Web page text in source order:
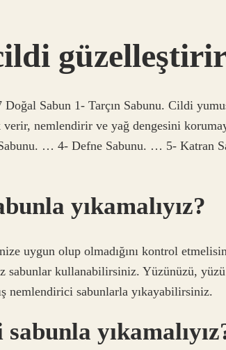
Sabun 1- Tarçın Sabunu. Cildi
nemlendirir ve yağ dengesini
… 4- Defne Sabunu. … 5- Katran
yıkamalıyız?
uygun olup olmadığını kontrol
sabunlar kullanabilirsiniz. Yüzünüzü,
nemlendirici sabunlarla yıkayabilirsiniz.